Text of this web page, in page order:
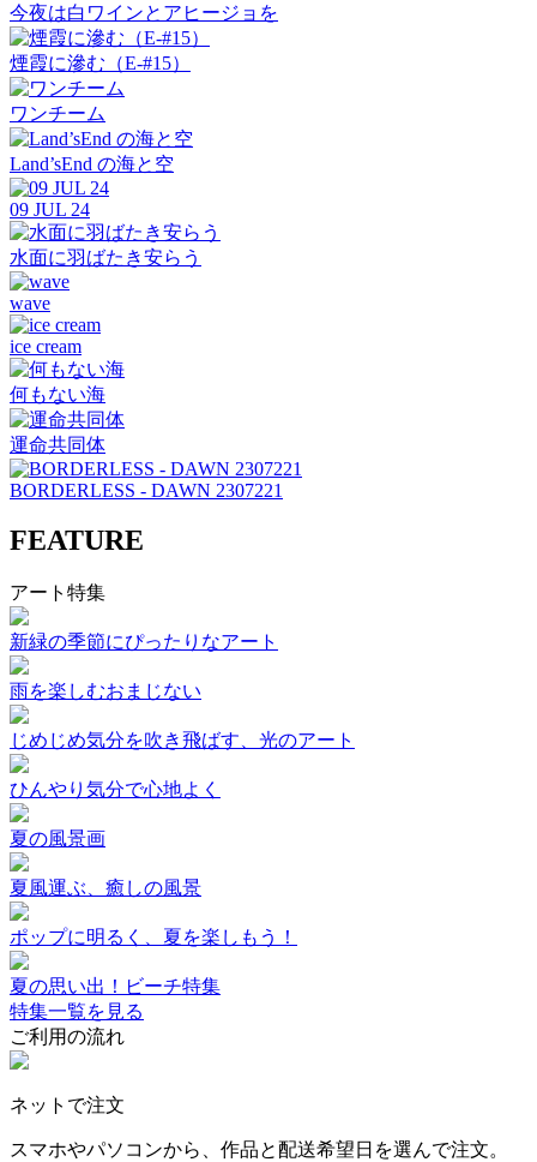
今夜は白ワインとアヒージョを
煙霞に滲む（E-#15）
ワンチーム
Land’sEnd の海と空
09 JUL 24
水面に羽ばたき安らう
wave
ice cream
何もない海
運命共同体
BORDERLESS - DAWN 2307221
FEATURE
アート特集
新緑の季節にぴったりなアート
雨を楽しむおまじない
じめじめ気分を吹き飛ばす、光のアート
ひんやり気分で心地よく
夏の風景画
夏風運ぶ、癒しの風景
ポップに明るく、夏を楽しもう！
夏の思い出！ビーチ特集
特集一覧を見る
ご利用の流れ
ネットで注文
スマホやパソコンから、作品と配送希望日を選んで注文。